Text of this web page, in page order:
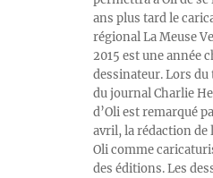
ans plus tard le
régional La Meuse
2015 est une année
dessinateur. Lors
du journal Charlie
d’Oli est remarqué
avril, la rédaction de
Oli comme
des éditions. Les